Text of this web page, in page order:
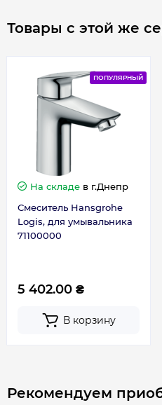
Гарантия
Товары с этой же
ПОПУЛЯРНЫЙ
На складе в г.Днепр
Смеситель Hansgrohe
Logis, для умывальника
71100000
5 402.00 ₴
В корзину
Рекомендуем